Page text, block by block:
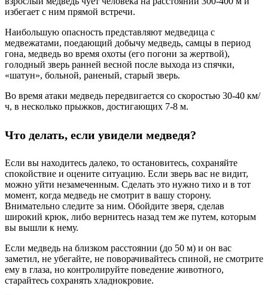
избегает с ним прямой встречи.
Наибольшую опасность представляют медведица с
медвежатами, поедающий добычу медведь, самцы в период
гона, медведь во время охоты (его погони за жертвой),
голодный зверь ранней весной после выхода из спячки,
«шатун», больной, раненый, старый зверь.
Во время атаки медведь передвигается со скоростью 30-40 км/
ч, в несколько прыжков, достигающих 7-8 м.
Что делать, если увидели медведя?
Если вы находитесь далеко, то остановитесь, сохраняйте
спокойствие и оцените ситуацию. Если зверь вас не видит,
можно уйти незамеченным. Сделать это нужно тихо и в тот
момент, когда медведь не смотрит в вашу сторону.
Внимательно следите за ним. Обойдите зверя, сделав
широкий крюк, либо вернитесь назад тем же путем, которым
вы вышли к нему.
Если медведь на близком расстоянии (до 50 м) и он вас
заметил, не убегайте, не поворачивайтесь спиной, не смотрите
ему в глаза, но контролируйте поведение животного,
старайтесь сохранять хладнокровие.